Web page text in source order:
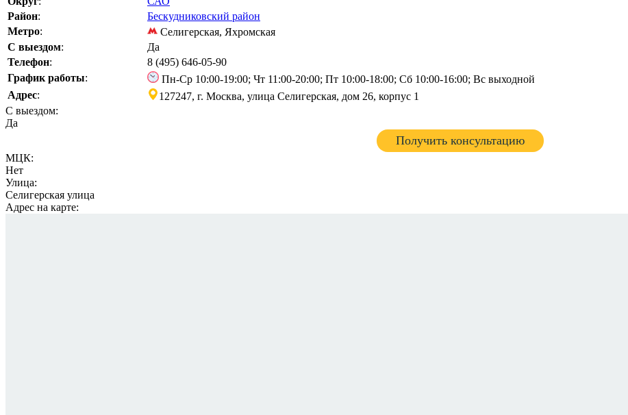
Район:
Бескудниковский район
Метро:
Селигерская, Яхромская
С выездом:
Да
Телефон:
8 (495) 646-05-90
График работы:
Пн-Ср 10:00-19:00; Чт 11:00-20:00; Пт 10:00-18:00; Сб 10:00-16:00; Вс выходной
Адрес:
127247, г. Москва, улица Селигерская, дом 26, корпус 1
С выездом:
Да
Получить консультацию
МЦК:
Нет
Улица:
Селигерская улица
Адрес на карте: